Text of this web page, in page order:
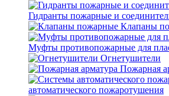
Гидранты пожарные и
Клапаны
Муфты противопожарные для
Огнетушители
Пожарная
автоматического пожаротушения